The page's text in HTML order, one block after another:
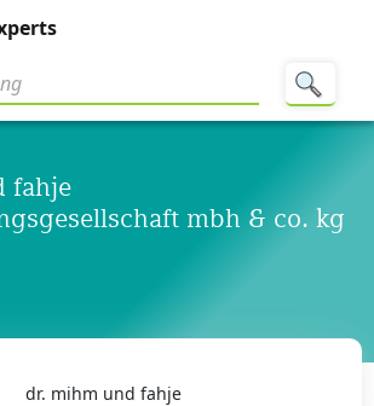
fahje
mbh & co. kg
dr. mihm und fahje